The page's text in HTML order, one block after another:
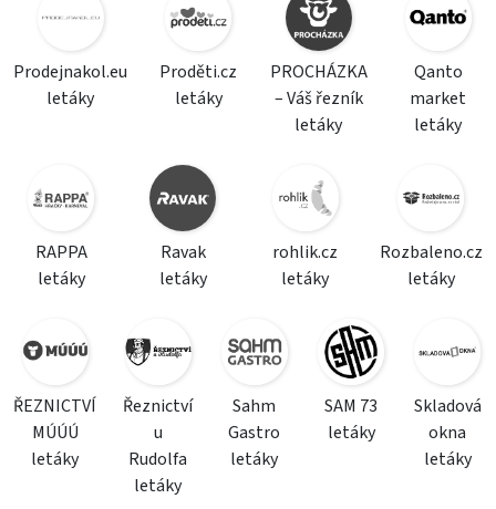
Prodejnakol.eu
letáky
Proděti.cz
letáky
PROCHÁZKA
– Váš řezník
letáky
Qanto
market
letáky
RAPPA
letáky
Ravak
letáky
rohlik.cz
letáky
Rozbaleno.cz
letáky
ŘEZNICTVÍ
MÚÚÚ
letáky
Řeznictví
u
Rudolfa
letáky
Sahm
Gastro
letáky
SAM 73
letáky
Skladová
okna
letáky